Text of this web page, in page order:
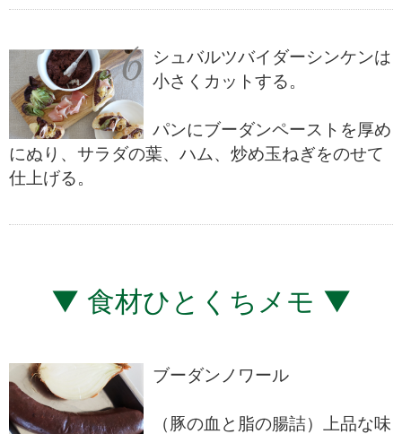
シュバルツバイダーシンケンは
小さくカットする。
パンにブーダンペーストを厚め
にぬり、サラダの葉、ハム、炒め玉ねぎをのせて
仕上げる。
▼ 食材ひとくちメモ ▼
ブーダンノワール
（豚の血と脂の腸詰）上品な味